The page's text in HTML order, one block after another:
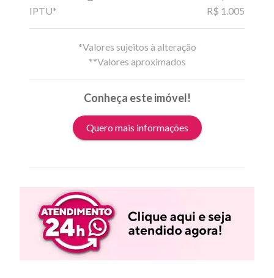
IPTU*
R$ 1.005
*Valores sujeitos à alteração
**Valores aproximados
Conheça este imóvel!
Quero mais informações